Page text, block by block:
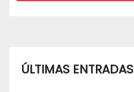
ÚLTIMAS ENTRADAS